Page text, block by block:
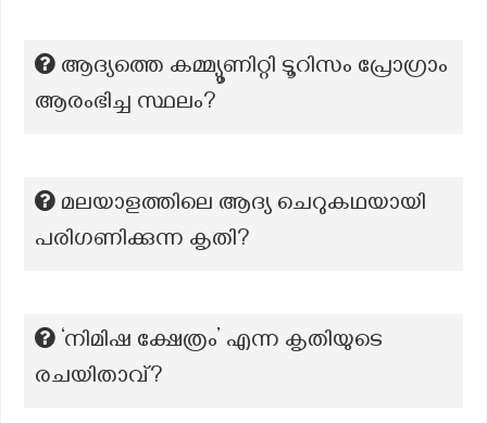
ആദ്യത്തെ കമ്മ്യൂണിറ്റി ടൂറിസം പ്രോഗ്രാം
ആരംഭിച്ച സ്ഥലം?
മലയാളത്തിലെ ആദ്യ ചെറുകഥയായി
പരിഗണിക്കുന്ന കൃതി?
‘നിമിഷ ക്ഷേത്രം’ എന്ന കൃതിയുടെ
രചയിതാവ്?